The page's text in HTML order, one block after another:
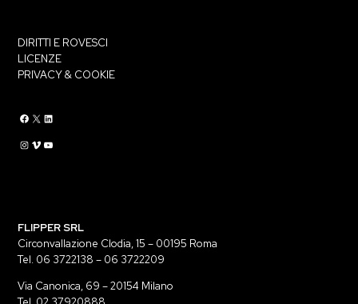
DIRITTI E ROVESCI
LICENZE
PRIVACY & COOKIE
Flippermusic Facebook Flippermusic Twitter
Flippermusic Linkedin
Flippermusic Instagram Flippermusic Vimeo flippermusic YouTube
FLIPPER SRL
Circonvallazione Clodia, 15 – 00195 Roma
Tel. 06 3722138 – 06 3722209
Via Canonica, 69 – 20154 Milano